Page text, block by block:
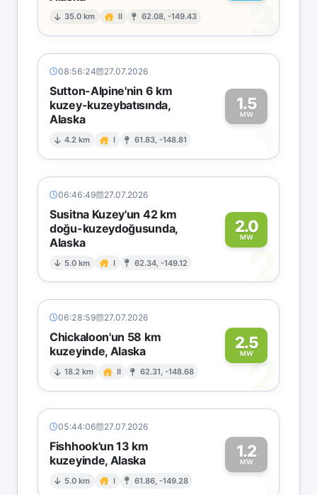
35.0 km II 62.08, -149.43 3
08:56:24 27.07.2026
Sutton-Alpine'nin 6 km
kuzey-kuzeybatısında,
Alaska
4.2 km I 61.83, -148.81
1.5
MW
1
06:46:49 27.07.2026
Susitna Kuzey'un 42 km
doğu-kuzeydoğusunda,
Alaska
5.0 km I 62.34, -149.12
2.0
MW
2
06:28:59 27.07.2026
Chickaloon'un 58 km
kuzeyinde, Alaska
18.2 km II 62.31, -148.68
2.5
MW2
05:44:06 27.07.2026
Fishhook'un 13 km
kuzeyinde, Alaska
5.0 km I 61.86, -149.28
1.2
MW